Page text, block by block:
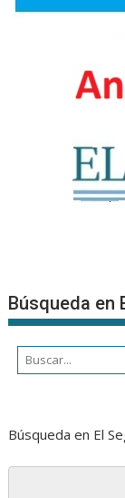
Búsqueda en
Búsqueda en El